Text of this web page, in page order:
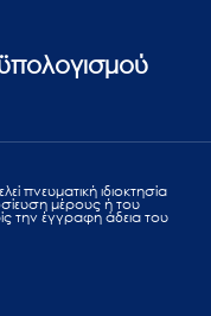
πvευματική ιδιοκτησία
μέρους ή του
την έγγραφη άδεια του